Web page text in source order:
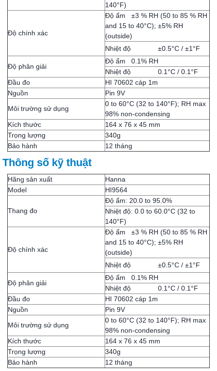
140°F)
Độ chính xác
Độ ẩm ±3 % RH (50 to 85 % RH
and 15 to 40°C); ±5% RH
(outside)
Nhiệt độ ±0.5°C / ±1°F
Độ phân giải
Độ ẩm 0.1% RH
Nhiệt độ 0.1°C / 0.1°F
Đầu đo
HI 70602 cáp 1m
Nguồn
Pin 9V
Môi trường sử dụng
0 to 60°C (32 to 140°F); RH max
98% non-condensing
Kích thước
164 x 76 x 45 mm
Trọng lượng
340g
Bảo hành
12 tháng
Thông số kỹ thuật
Hãng sản xuất
Hanna
Model
HI9564
Thang đo
Độ ẩm: 20.0 to 95.0%
Nhiệt độ: 0.0 to 60.0°C (32 to
140°F)
Độ chính xác
Độ ẩm ±3 % RH (50 to 85 % RH
and 15 to 40°C); ±5% RH
(outside)
Nhiệt độ ±0.5°C / ±1°F
Độ phân giải
Độ ẩm 0.1% RH
Nhiệt độ 0.1°C / 0.1°F
Đầu đo
HI 70602 cáp 1m
Nguồn
Pin 9V
Môi trường sử dụng
0 to 60°C (32 to 140°F); RH max
98% non-condensing
Kích thước
164 x 76 x 45 mm
Trọng lượng
340g
Bảo hành
12 tháng